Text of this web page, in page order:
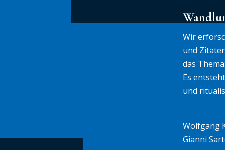
Wir
und
das Thema:
Es
und
Wolfgang
Gianni